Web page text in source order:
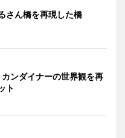
さん橋を再現した橋
ンダイナーの世界観を再
ト